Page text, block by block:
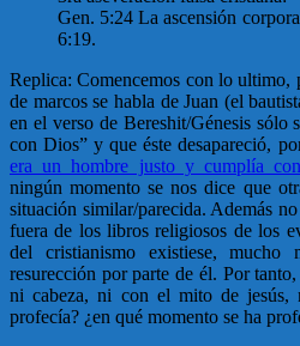
Gen. 5:24 La ascensión
6:19.
Replica: Comencemos con lo
de marcos se habla de Juan (el
en el verso de Bereshit/Génesis sólo
con Dios” y que éste desapareció,
era un hombre justo y cumplía
ningún momento se nos dice que
situación similar/parecida. Además
fuera de los libros religiosos de los
del cristianismo existiese, mucho
resurección por parte de él. Por
ni cabeza, ni con el mito de jesús,
profecía? ¿en qué momento se ha